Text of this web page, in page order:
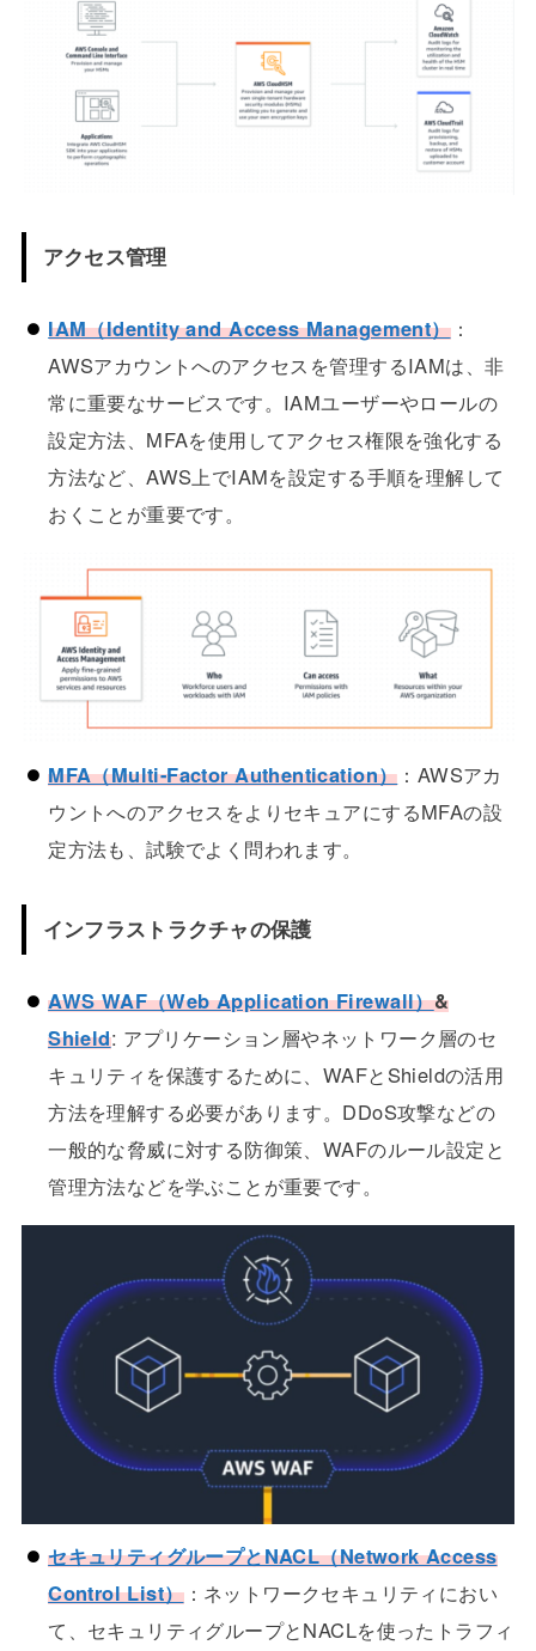
アクセス管理
IAM（Identity and Access Management）：
AWSアカウントへのアクセスを管理するIAMは、非
常に重要なサービスです。IAMユーザーやロールの
設定方法、MFAを使用してアクセス権限を強化する
方法など、AWS上でIAMを設定する手順を理解して
おくことが重要です。
MFA（Multi-Factor Authentication） ：AWSアカ
ウントへのアクセスをよりセキュアにするMFAの設
定方法も、試験でよく問われます。
インフラストラクチャの保護
AWS WAF（Web Application Firewall）&
Shield: アプリケーション層やネットワーク層のセ
キュリティを保護するために、WAFとShieldの活用
方法を理解する必要があります。DDoS攻撃などの
一般的な脅威に対する防御策、WAFのルール設定と
管理方法などを学ぶことが重要です。
セキュリティグループとNACL（Network Access
Control List）：ネットワークセキュリティにおい
て、セキュリティグループとNACLを使ったトラフィ